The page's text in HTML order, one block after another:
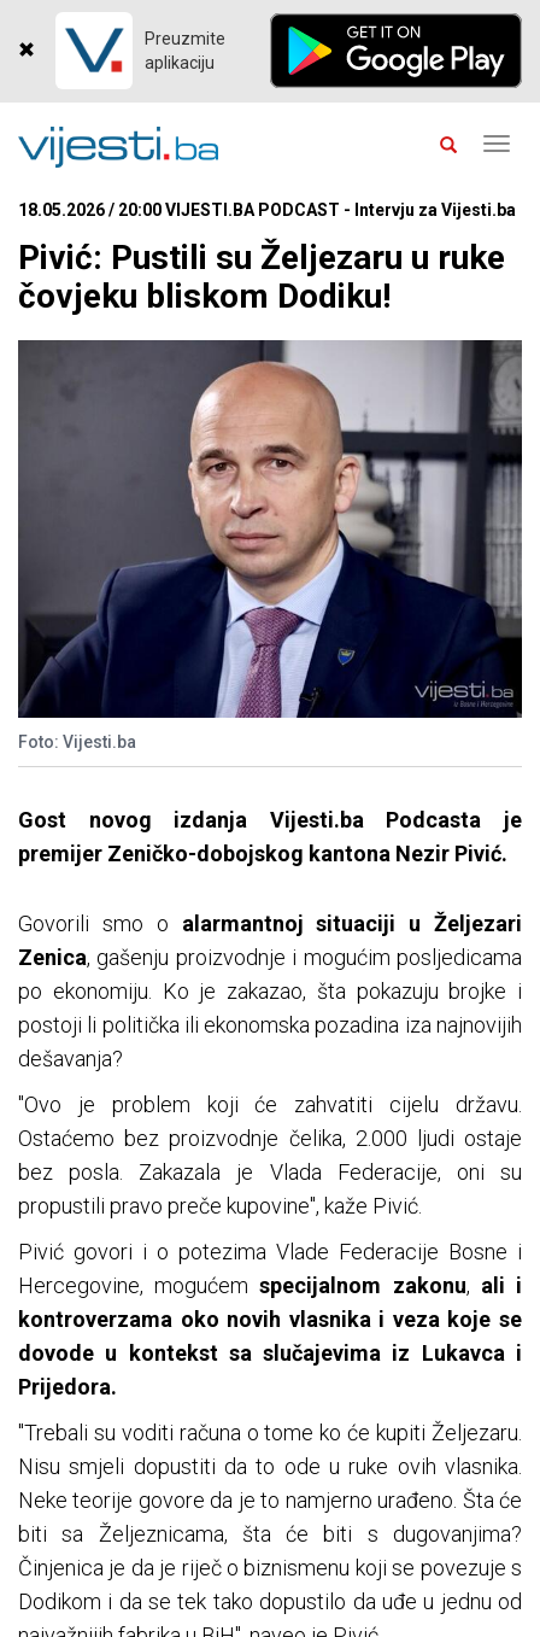
Preuzmite
aplikaciju
18.05.2026 / 20:00 VIJESTI.BA PODCAST - Intervju za Vijesti.ba
Pivić: Pustili su Željezaru u ruke
čovjeku bliskom Dodiku!
Foto: Vijesti.ba
Gost novog izdanja Vijesti.ba Podcasta je
premijer Zeničko-dobojskog kantona Nezir Pivić.
Govorili smo o alarmantnoj situaciji u Željezari
Zenica, gašenju proizvodnje i mogućim posljedicama
po ekonomiju. Ko je zakazao, šta pokazuju brojke i
postoji li politička ili ekonomska pozadina iza najnovijih
dešavanja?
"Ovo je problem koji će zahvatiti cijelu državu.
Ostaćemo bez proizvodnje čelika, 2.000 ljudi ostaje
bez posla. Zakazala je Vlada Federacije, oni su
propustili pravo preče kupovine", kaže Pivić.
Pivić govori i o potezima Vlade Federacije Bosne i
Hercegovine, mogućemspecijalnom zakonu, ali i
kontroverzama oko novih vlasnika i veza koje se
dovode u kontekst sa slučajevima iz Lukavca i
Prijedora.
"Trebali su voditi računa o tome ko će kupiti Željezaru.
Nisu smjeli dopustiti da to ode u ruke ovih vlasnika.
Neke teorije govore da je to namjerno urađeno. Šta će
biti sa Željeznicama, šta će biti s dugovanjima?
Činjenica je da je riječ o biznismenu koji se povezuje s
Dodikom i da se tek tako dopustilo da uđe u jednu od